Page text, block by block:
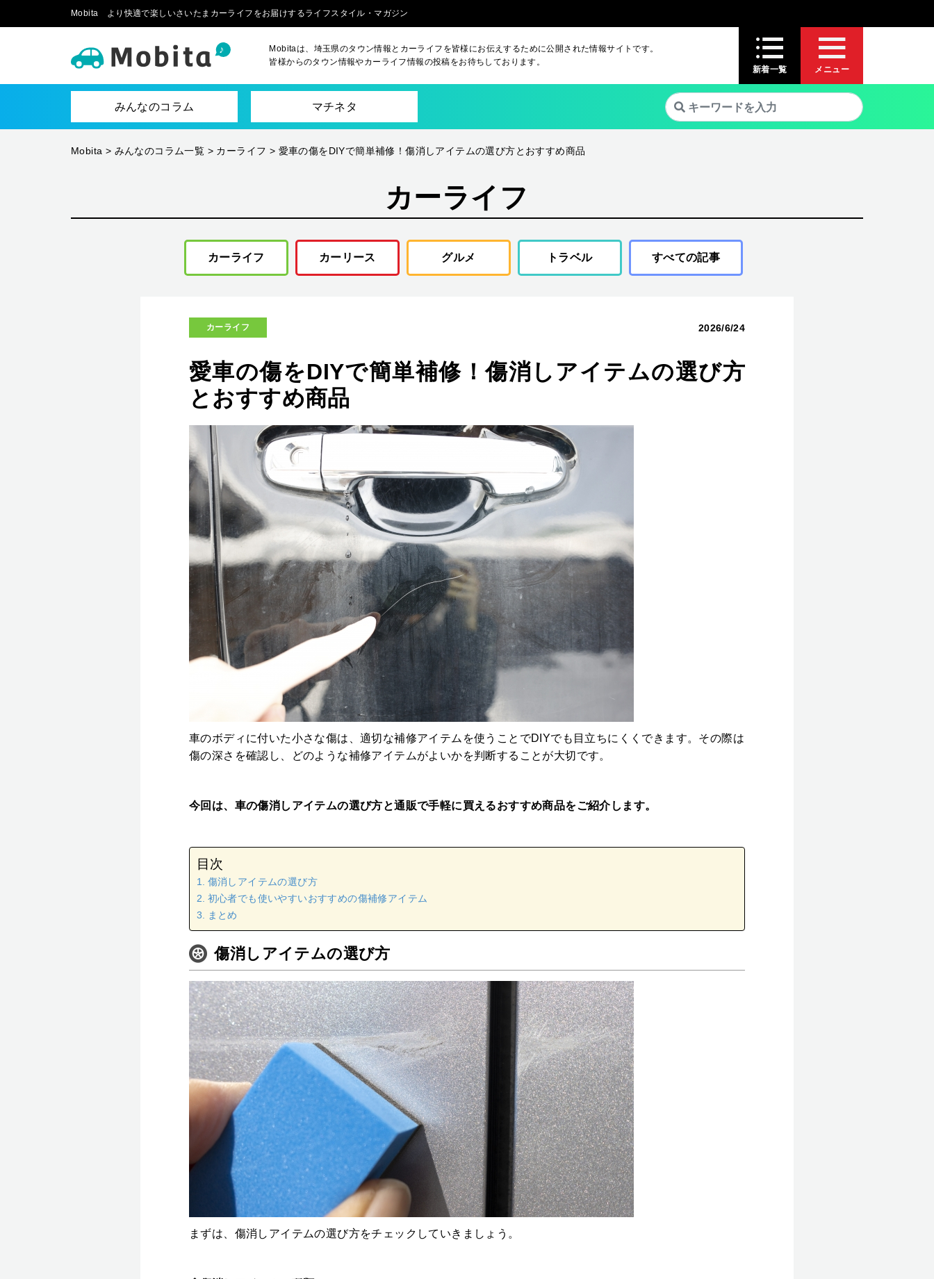
Mobita より快適で楽しいさいたまカーライフをお届けするライフスタイル・マガジン
Mobitaは、埼玉県のタウン情報とカーライフを皆様にお伝えするために公開された情報サイトです。
皆様からのタウン情報やカーライフ情報の投稿をお待ちしております。
新着一覧 メニュー
みんなのコラム マチネタ
Mobita > みんなのコラム一覧 > カーライフ > 愛車の傷をDIYで簡単補修！傷消しアイテムの選び方とおすすめ商品
カーライフ
カーライフ カーリース グルメ トラベル すべての記事
カーライフ 2026/6/24
愛車の傷をDIYで簡単補修！傷消しアイテムの選び方
とおすすめ商品
車のボディに付いた小さな傷は、適切な補修アイテムを使うことでDIYでも目立ちにくくできます。その際は
傷の深さを確認し、どのような補修アイテムがよいかを判断することが大切です。
今回は、車の傷消しアイテムの選び方と通販で手軽に買えるおすすめ商品をご紹介します。
目次
傷消しアイテムの選び方
初心者でも使いやすいおすすめの傷補修アイテム
まとめ
傷消しアイテムの選び方
まずは、傷消しアイテムの選び方をチェックしていきましょう。